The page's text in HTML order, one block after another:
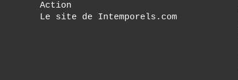
Action
Le site de Intemporels.com